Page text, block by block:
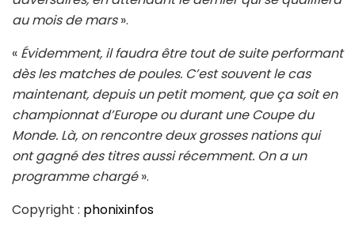
au mois de mars».
« Évidemment, il faudra être tout de suite performant
dès les matches de poules. C’est souvent le cas
maintenant, depuis un petit moment, que ça soit en
championnat d’Europe ou durant une Coupe du
Monde. Là, on rencontre deux grosses nations qui
ont gagné des titres aussi récemment. On a un
programme chargé».
Copyright : phonixinfos